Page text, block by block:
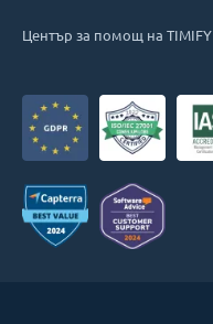
Център за помощ на TIMIFY